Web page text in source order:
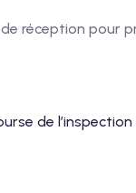
réception pour
de